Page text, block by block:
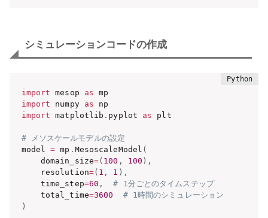
シミュレーションコードの作成
import mesop as
import numpy as
import matplotlib . pyplot as plt
# メソスケールモデルの設定
model = mp . MesoscaleModel (
    domain_size
=( 100 , 100 ) ,
    resolution
=( 1 , 1 ) ,
    time_step
=60 ,
# 1分ごとのタイムステップ
    total_time
=3600
# 1時間のシミュレーション
)